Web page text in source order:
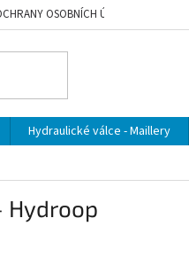
OSOBNÍCH ÚDAJŮ
Hydraulické válce - Maillery
Hydroop